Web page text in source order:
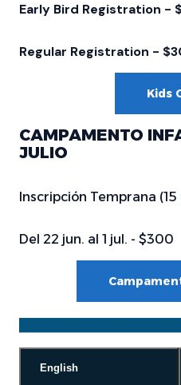
Early Bird Registration -
Regular Registration -
Kids
CAMPAMENTO
JULIO
Inscripción Temprana (15
Del 22 jun. al 1 jul. - $300
English